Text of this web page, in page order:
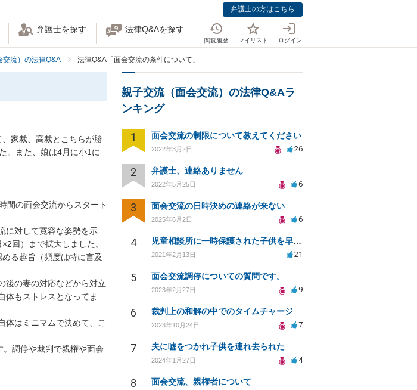
弁護士の方はこちら
弁護士を探す 法律Q&Aを探す
閲覧履歴 マイリスト ログイン
交流）の法律Q&A 法律Q&A「面会交流の条件について」
家裁、高裁とこちらが勝
。また、娘は4月に小1に
間の面会交流からスタート
に対して寛容な姿勢を示
回）まで拡大しました。
る趣旨（頻度は特に言及
後の妻の対応などから対立
体もストレスとなってま
体はミニマムで決めて、こ
調停や裁判で親権や面会
親子交流（面会交流）の法律Q&Aラ
ンキング
1 面会交流の制限について教えてください
2022年3月2日 26
2 弁護士、連絡ありません
2022年5月25日 6
3 面会交流の日時決めの連絡が来ない
2025年6月2日 6
4 児童相談所に一時保護された子供を早く返してもらうために何をしたら良いでしょうか？
2021年2月13日 21
5 面会交流調停についての質問です。
2023年2月27日 9
6 裁判上の和解の中でのタイムチャージ
2023年10月24日 7
7 夫に嘘をつかれ子供を連れ去られた
2024年1月27日 4
8 面会交流、親権者について